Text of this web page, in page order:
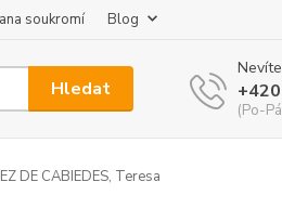
soukromí Blog
Hledat
(Po-
DE CABIEDES, Teresa